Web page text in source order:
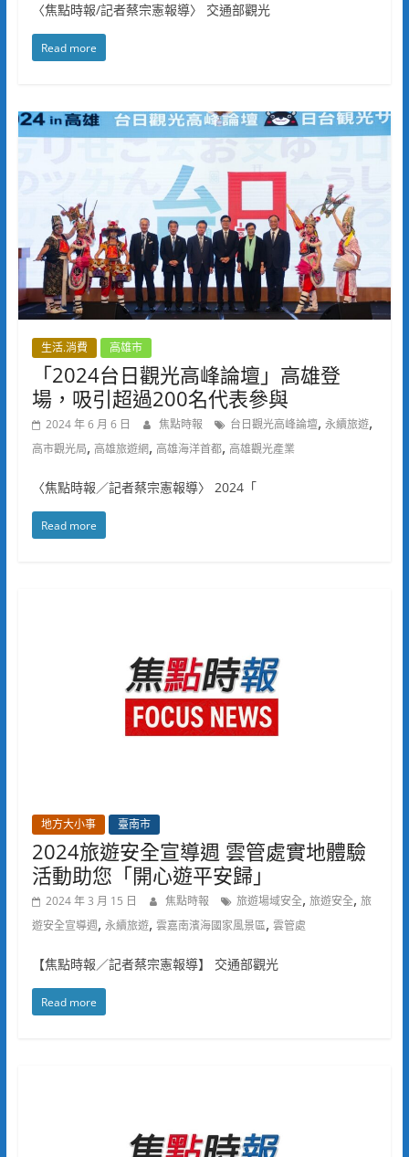
〈焦點時報/記者蔡宗憲報導〉 交通部觀光
Read more
生活.消費 高雄市
「2024台日觀光高峰論壇」高雄登
場，吸引超過200名代表參與
2024 年 6 月 6 日 焦點時報 台日觀光高峰論壇, 永續旅遊,
高市觀光局, 高雄旅遊網, 高雄海洋首都, 高雄觀光產業
〈焦點時報／記者蔡宗憲報導〉 2024「
Read more
地方大小事 臺南市
2024旅遊安全宣導週 雲管處實地體驗
活動助您「開心遊平安歸」
2024 年 3 月 15 日 焦點時報 旅遊場域安全, 旅遊安全, 旅
遊安全宣導週, 永續旅遊, 雲嘉南濱海國家風景區, 雲管處
【焦點時報／記者蔡宗憲報導】 交通部觀光
Read more